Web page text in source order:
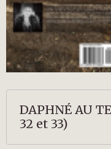
DAPHNÉ AU
32 et 33)